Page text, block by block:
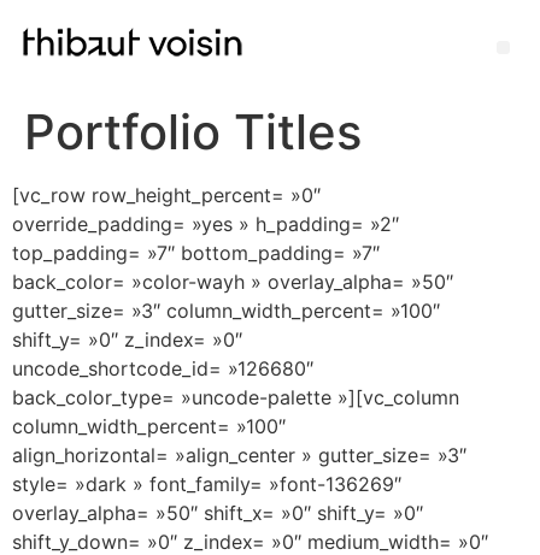
Portfolio Titles
[vc_row row_height_percent= »0″
override_padding= »yes » h_padding= »2″
top_padding= »7″ bottom_padding= »7″
back_color= »color-wayh » overlay_alpha= »50″
gutter_size= »3″ column_width_percent= »100″
shift_y= »0″ z_index= »0″
uncode_shortcode_id= »126680″
back_color_type= »uncode-palette »][vc_column
column_width_percent= »100″
align_horizontal= »align_center » gutter_size= »3″
style= »dark » font_family= »font-136269″
overlay_alpha= »50″ shift_x= »0″ shift_y= »0″
shift_y_down= »0″ z_index= »0″ medium_width= »0″